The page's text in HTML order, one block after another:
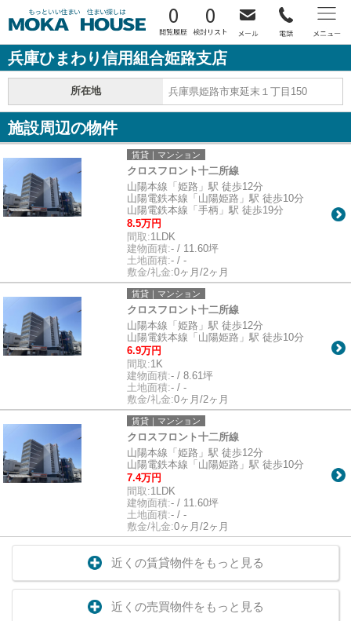
0 0
兵庫ひまわり信用組合姫路支店
所在地 兵庫県姫路市東延末１丁目150
施設周辺の物件
賃貸｜マンション
クロスフロント十二所線
山陽本線「姫路」駅 徒歩12分
山陽電鉄本線「山陽姫路」駅 徒歩10分
山陽電鉄本線「手柄」駅 徒歩19分
8.5万円
間取:1LDK
建物面積:- / 11.60坪
土地面積:- / -
敷金/礼金:0ヶ月/2ヶ月
賃貸｜マンション
クロスフロント十二所線
山陽本線「姫路」駅 徒歩12分
山陽電鉄本線「山陽姫路」駅 徒歩10分
6.9万円
間取:1K
建物面積:- / 8.61坪
土地面積:- / -
敷金/礼金:0ヶ月/2ヶ月
賃貸｜マンション
クロスフロント十二所線
山陽本線「姫路」駅 徒歩12分
山陽電鉄本線「山陽姫路」駅 徒歩10分
7.4万円
間取:1LDK
建物面積:- / 11.60坪
土地面積:- / -
敷金/礼金:0ヶ月/2ヶ月
近くの賃貸物件をもっと見る
近くの売買物件をもっと見る